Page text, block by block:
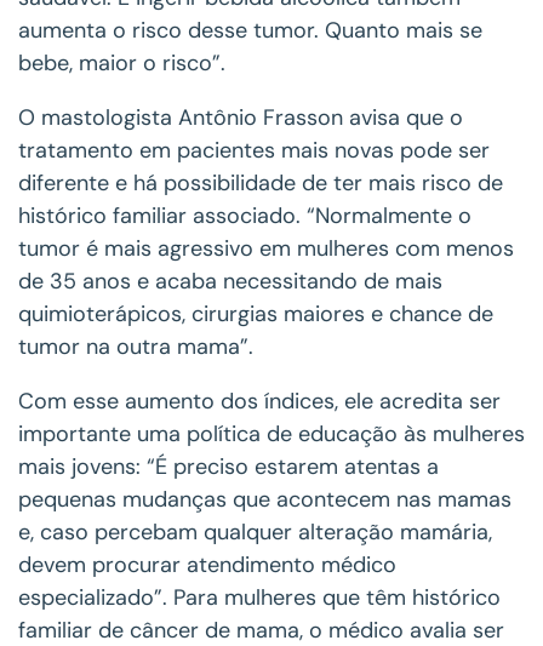
aumenta o risco desse tumor. Quanto mais se
bebe, maior o risco”.
O mastologista Antônio Frasson avisa que o
tratamento em pacientes mais novas pode ser
diferente e há possibilidade de ter mais risco de
histórico familiar associado. “Normalmente o
tumor é mais agressivo em mulheres com menos
de 35 anos e acaba necessitando de mais
quimioterápicos, cirurgias maiores e chance de
tumor na outra mama”.
Com esse aumento dos índices, ele acredita ser
importante uma política de educação às mulheres
mais jovens: “É preciso estarem atentas a
pequenas mudanças que acontecem nas mamas
e, caso percebam qualquer alteração mamária,
devem procurar atendimento médico
especializado”. Para mulheres que têm histórico
familiar de câncer de mama, o médico avalia ser